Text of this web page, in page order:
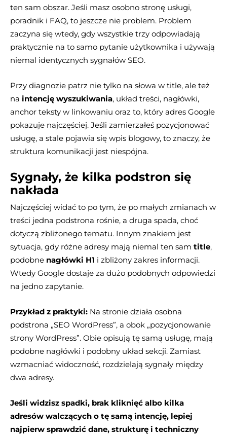
ten sam obszar. Jeśli masz osobno stronę usługi,
poradnik i FAQ, to jeszcze nie problem. Problem
zaczyna się wtedy, gdy wszystkie trzy odpowiadają
praktycznie na to samo pytanie użytkownika i używają
niemal identycznych sygnałów SEO.
Przy diagnozie patrz nie tylko na słowa w title, ale też
na intencję wyszukiwania, układ treści, nagłówki,
anchor teksty w linkowaniu oraz to, który adres Google
pokazuje najczęściej. Jeśli zamierzałeś pozycjonować
usługę, a stale pojawia się wpis blogowy, to znaczy, że
struktura komunikacji jest niespójna.
Sygnały, że kilka podstron się
nakłada
Najczęściej widać to po tym, że po małych zmianach w
treści jedna podstrona rośnie, a druga spada, choć
dotyczą zbliżonego tematu. Innym znakiem jest
sytuacja, gdy różne adresy mają niemal ten sam title,
podobne nagłówki H1 i zbliżony zakres informacji.
Wtedy Google dostaje za dużo podobnych odpowiedzi
na jedno zapytanie.
Przykład z praktyki: Na stronie działa osobna
podstrona „SEO WordPress”, a obok „pozycjonowanie
strony WordPress”. Obie opisują tę samą usługę, mają
podobne nagłówki i podobny układ sekcji. Zamiast
wzmacniać widoczność, rozdzielają sygnały między
dwa adresy.
Jeśli widzisz spadki, brak kliknięć albo kilka
adresów walczących o tę samą intencję, lepiej
najpierw sprawdzić dane, strukturę i techniczny